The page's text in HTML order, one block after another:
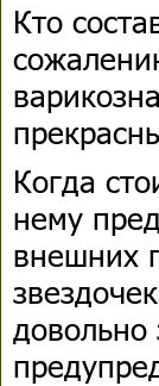
Кто
Когда
нему
внешних